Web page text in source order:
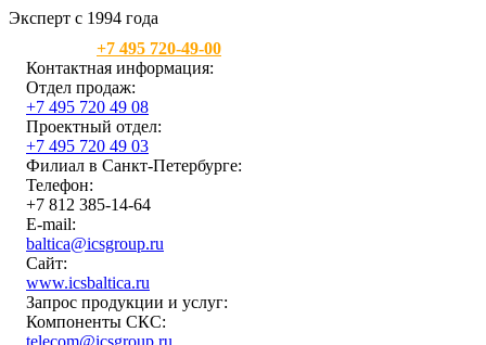
Эксперт с 1994 года
+7 495 720-49-00
Контактная информация:
Отдел продаж:
+7 495 720 49 08
Проектный отдел:
+7 495 720 49 03
Филиал в Санкт-Петербурге:
Телефон:
+7 812 385-14-64
E-mail:
baltica@icsgroup.ru
Сайт:
www.icsbaltica.ru
Запрос продукции и услуг:
Компоненты СКС:
telecom@icsgroup.ru